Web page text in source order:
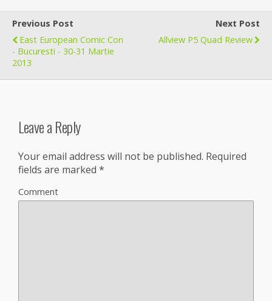
Previous Post
East European Comic Con
- Bucuresti - 30-31 Martie
2013
Next Post
Allview P5 Quad Review
Leave a Reply
Your email address will not be published. Required
fields are marked *
Comment